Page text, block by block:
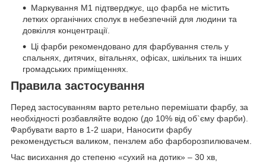
Маркування M1 підтверджує, що фарба не містить
летких органічних сполук в небезпечній для людини та
довкілля концентрації.
Ці фарби рекомендовано для фарбування стель у
спальнях, дитячих, вітальнях, офісах, шкільних та інших
громадських приміщеннях.
Правила застосування
Перед застосуванням варто ретельно перемішати фарбу, за
необхідності розбавляйте водою (до 10% від об`єму фарби).
Фарбувати варто в 1-2 шари, Наносити фарбу
рекомендується валиком, пензлем або фарборозпилювачем.
Час висихання до степеню «сухий на дотик» – 30 хв,